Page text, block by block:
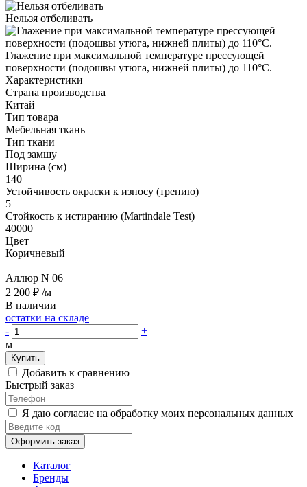
Нельзя отбеливать
Глажение при максимальной температуре прессующей
поверхности (подошвы утюга, нижней плиты) до 110°С.
Характеристики
Страна производства
Китай
Тип товара
Мебельная ткань
Тип ткани
Под замшу
Ширина (см)
140
Устойчивость окраски к износу (трению)
5
Стойкость к истиранию (Martindale Test)
40000
Цвет
Коричневый
Аллюр N 06
2 200 ₽ /м
В наличии
остатки на складе
-
+
м
Купить
Добавить к сравнению
Быстрый заказ
Я даю согласие на обработку моих персональных данных
Оформить заказ
Каталог
Бренды